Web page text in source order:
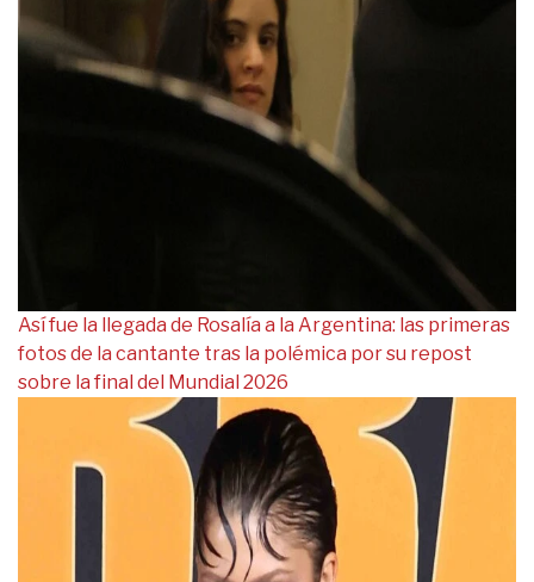
Así fue la llegada de Rosalía a la Argentina: las primeras
fotos de la cantante tras la polémica por su repost
sobre la final del Mundial 2026